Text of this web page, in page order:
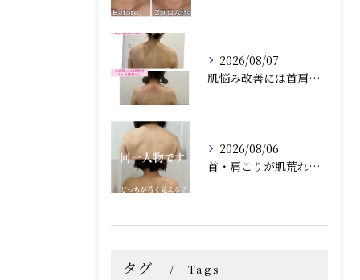
2026/08/07
肌悩み改善には首肩こりの詰まりも取ることがオススメ！兵庫県尼崎エステRindaリンダで赤み、毛穴、ニキビ炎症肌のお悩みの方へ
2026/08/06
首・肩こりが肌荒れにつながる？肌質改善との相乗効果で根本から美しい肌へ（兵庫県尼崎エステ）Rindaリンダで改善しませんか？
タグ Tags